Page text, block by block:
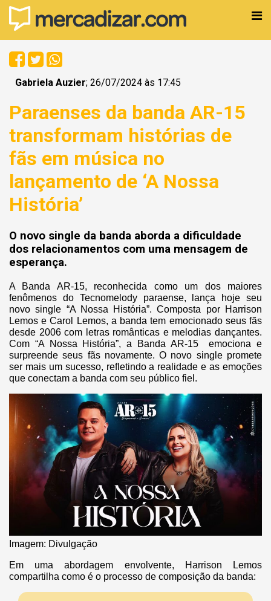
Gabriela Auzier; 26/07/2024 às 17:45
Paraenses da banda AR-15
transformam histórias de
fãs em música no
lançamento de ‘A Nossa
História’
O novo single da banda aborda a dificuldade
dos relacionamentos com uma mensagem de
esperança.
A Banda AR-15, reconhecida como um dos maiores
fenômenos do Tecnomelody paraense, lança hoje seu
novo single “A Nossa História”. Composta por Harrison
Lemos e Carol Lemos, a banda tem emocionado seus fãs
desde 2006 com letras românticas e melodias dançantes.
Com “A Nossa História”, a Banda AR-15 emociona e
surpreende seus fãs novamente. O novo single promete
ser mais um sucesso, refletindo a realidade e as emoções
que conectam a banda com seu público fiel.
Imagem: Divulgação
Em uma abordagem envolvente, Harrison Lemos
compartilha como é o processo de composição da banda: